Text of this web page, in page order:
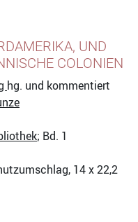
UND
COLONIEN
hg. und kommentiert
; Bd. 1
14 x 22,2